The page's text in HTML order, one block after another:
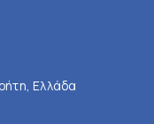
Ελλάδα